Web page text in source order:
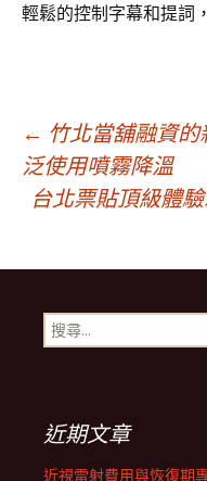
輕鬆的控制字幕和提詞，
文
章
導
航
列
← 竹北當舖融資
泛使用噴霧降溫
台北票貼頂級體
搜
尋
近期文章
近視雷射費用與恢復期